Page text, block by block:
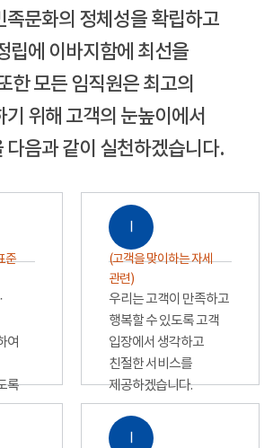
족문화의 정체성을 확립하고
립에 이바지함에 최선을
한 모든 임직원은 최고의
위해 고객의 눈높이에서
다음과 같이 실천하겠습니다.
준
여
록
Ⅰ
(고객을 맞이하는 자세
관련)
우리는 고객이 만족하고
행복할 수 있도록 고객
입장에서 생각하고
친절한 서비스를
제공하겠습니다.
Ⅰ